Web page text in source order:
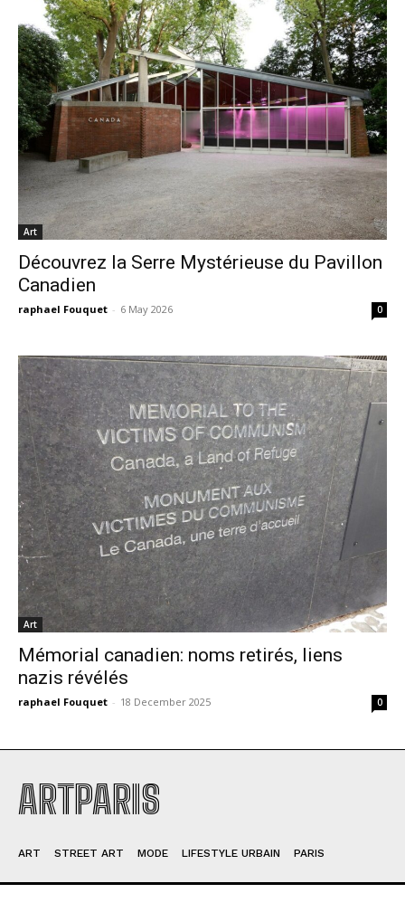
Art
Découvrez la Serre Mystérieuse du Pavillon
Canadien
raphael Fouquet - 6 May 2026 0
Art
Mémorial canadien: noms retirés, liens
nazis révélés
raphael Fouquet - 18 December 2025 0
ARTPARIS
ART STREET ART MODE LIFESTYLE URBAIN PARIS